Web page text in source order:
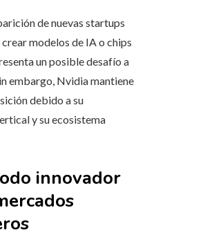
de nuevas startups
modelos de IA o chips
un posible desafío a
embargo, Nvidia mantiene
debido a su
y su ecosistema
innovador